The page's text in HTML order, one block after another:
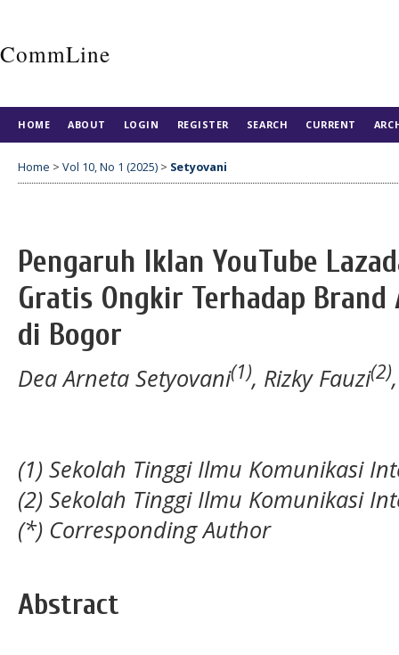
CommLine
HOME ABOUT LOGIN REGISTER SEARCH CURRENT
Home > Vol 10, No 1 (2025) > Setyovani
Pengaruh Iklan YouTube
Gratis Ongkir Terhadap Brand
di Bogor
Dea Arneta Setyovani(1), Rizky Fauzi(2),
(1) Sekolah Tinggi Ilmu Komunikasi
(2) Sekolah Tinggi Ilmu Komunikasi
(*) Corresponding Author
Abstract